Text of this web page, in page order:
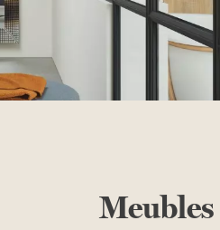
Meubles